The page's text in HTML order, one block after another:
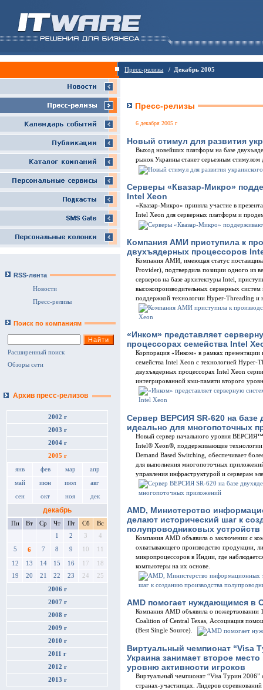
Пресс-релизы / Декабрь 2005
RSS-лента
Новости
Пресс-релизы
Поиск по компаниям
Расширенный поиск
Обзоры сети
Архив пресс-релизов
2002 г
2003 г
2004 г
2005 г
янв фев мар апр
май июн июл авг
сен окт ноя дек
декабрь
Пн Вт Ср Чт Пт Сб
Вс
1
2 3 4
5 6 7 8 9 10 11
12 13 14 15 16 17
18
19
20 21 22 23 24 25
2006 г
2007 г
2008 г
2009 г
2010 г
2011 г
2012 г
2013 г
Пресс-релизы
6 декабря 2005 г
Новый стимул для развития
Выход новейших платформ на базе
рынок Украины станет серьезным стимулом
Серверы «Квазар-Микро»
Intel Xeon
«Квазар-Микро» приняла участие в
Intel Xeon для серверных платформ и
Компания АМИ приступила к
двухъядерных процессоров
Компания АМИ, имеющая статус
Provider), подтвердила позиции одного из
серверов на базе архитектуры Intel,
высокопроизводительных серверных
поддержкой технологии Hyper-Threading
«Инком» представляет
процессорах семейства Intel
Корпорация «Инком» в рамках
семейства Intel Xeon с технологией Hyper-
двухъядерных процессорах Intel Xeon
интегрированной кэш-памяти второго
Сервер ВЕРСИЯ SR-620 на базе
идеально для многопоточных
Новый сервер начального уровня
Intel® Xeon®, поддерживающие
Demand Based Switching, обеспечивает
для выполнения многопоточных
управления инфраструктурой и серверам
AMD, Министерство
делают исторический шаг к
полупроводниковых
Компания AMD объявила о заключении с
охватывающего производство продукции,
микропроцессоров в Индии, где
компьютеры на их основе.
AMD помогает нуждающимся в
Компания AMD объявила о
Coalition of Central Texas, Ассоциация
(Best Single Source).
Виртуальный чемпионат “Visa
Украина занимает второе
уровню активности игроков
Виртуальный чемпионат “Visa Tурин 2006”
странах-участницах. Лидеров